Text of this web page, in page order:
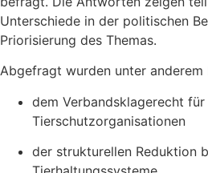
Unterschiede in der politischen
Priorisierung des Themas.
Abgefragt wurden unter anderem
dem Verbandsklagerecht
Tierschutzorganisationen
der strukturellen Reduktion